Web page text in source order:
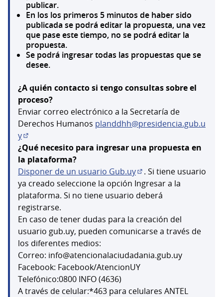
publicar.
En los los primeros 5 minutos de haber sido
publicada se podrá editar la propuesta, una vez
que pase este tiempo, no se podrá editar la
propuesta.
Se podrá ingresar todas las propuestas que se
desee.
¿A quién contacto si tengo consultas sobre el
proceso?
Enviar correo electrónico a la Secretaría de
Derechos Humanos planddhh@presidencia.gub.u
y
(Abrir en una pestaña nueva)
¿Qué necesito para ingresar una propuesta en
la plataforma?
Disponer de un usuario Gub.uy
(Abrir en una pestaña
. Si tiene usuario
ya creado seleccione la opción Ingresar a la
plataforma. Si no tiene usuario deberá
registrarse.
En caso de tener dudas para la creación del
usuario gub.uy, pueden comunicarse a través de
los diferentes medios:
Correo: info@atencionalaciudadania.gub.uy
Facebook: Facebook/AtencionUY
Telefónico:0800 INFO (4636)
A través de celular:*463 para celulares ANTEL